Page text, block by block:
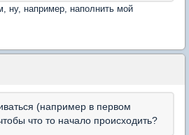
ну, например, наполнить мой
(например в первом
что то начало происходить?